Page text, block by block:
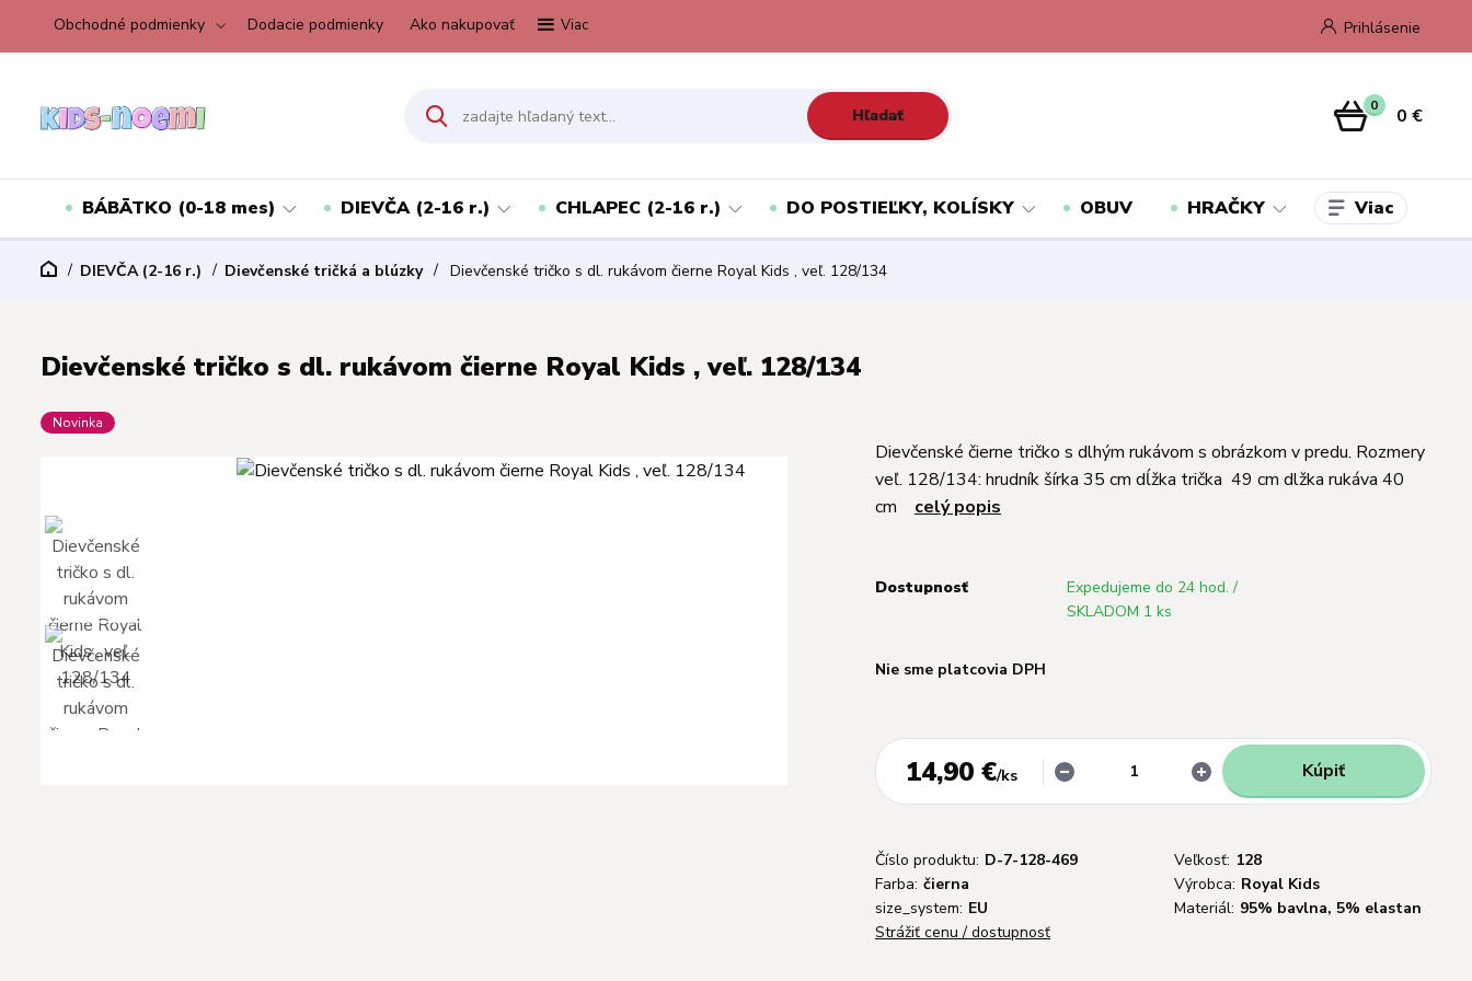
Obchodné podmienky Dodacie podmienky Ako nakupovať Viac Prihlásenie
Hľadať 0 0 €
BÁBÄTKO (0-18 mes) DIEVČA (2-16 r.) CHLAPEC (2-16 r.) DO POSTIEĽKY, KOLÍSKY OBUV HRAČKY Viac
DIEVČA (2-16 r.) Dievčenské tričká a blúzky Dievčenské tričko s dl. rukávom čierne Royal Kids , veľ. 128/134
Dievčenské tričko s dl. rukávom čierne Royal Kids , veľ. 128/134
Novinka
Dievčenské čierne tričko s dlhým rukávom s obrázkom v predu. Rozmery
veľ. 128/134: hrudník šírka 35 cm dĺžka trička 49 cm dlžka rukáva 40
cm celý popis
Dostupnosť
Expedujeme do 24 hod. /
SKLADOM 1 ks
Nie sme platcovia DPH
14,90 €/ks Kúpiť
Číslo produktu: D-7-128-469 Veľkosť: 128
Farba: čierna Výrobca: Royal Kids
size_system: EU Materiál: 95% bavlna, 5% elastan
Strážiť cenu / dostupnosť